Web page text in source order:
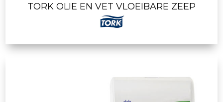
TORK OLIE EN VET VLOEIBARE ZEEP